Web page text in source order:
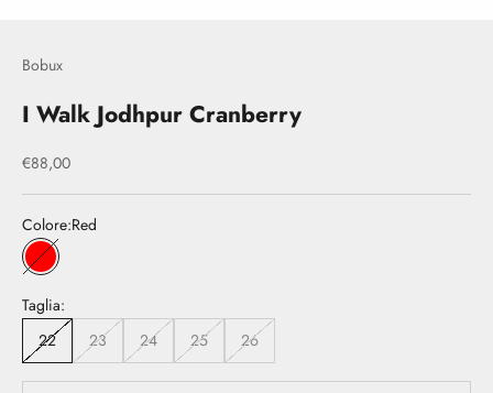
Bobux
I Walk Jodhpur Cranberry
Prezzo scontato
€88,00
Colore:Red
Red
Taglia:
22
23 24 25 26